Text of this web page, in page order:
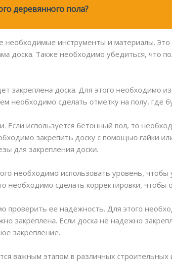
деревянного пола?
необходимые инструменты и материалы. Это
доска. Также необходимо убедиться, что
закреплена доска. Для этого необходимо
необходимо сделать отметку на полу, где
Если используется бетонный пол, то
закрепить доску с помощью гайки
для закрепления доски.
необходимо использовать уровень, чтобы
необходимо сделать корректировки, чтобы
проверить ее надежность. Для этого
закреплена. Если доска не надежно
закрепление.
важным этапом в различных